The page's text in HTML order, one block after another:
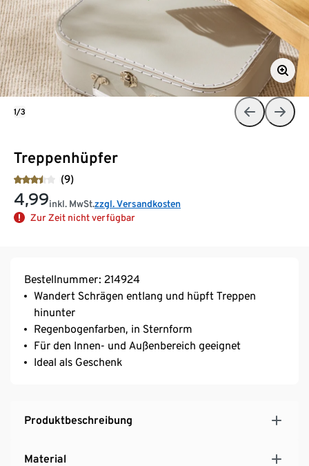
Treppenhüpfer
(9)
4,99inkl. MwSt.zzgl. Versandkosten
Zur Zeit nicht verfügbar
1/3
Bestellnummer: 214924
Wandert Schrägen entlang und hüpft Treppen
hinunter
Regenbogenfarben, in Sternform
Für den Innen- und Außenbereich geeignet
Ideal als Geschenk
Produktbeschreibung
Material